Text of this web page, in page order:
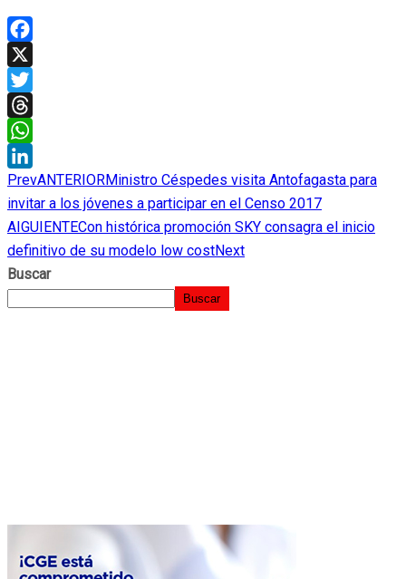
Facebook
X
Twitter
Threads
WhatsApp
LinkedIn
PrevANTERIORMinistro Céspedes visita Antofagasta para
invitar a los jóvenes a participar en el Censo 2017
AIGUIENTECon histórica promoción SKY consagra el inicio
definitivo de su modelo low costNext
Buscar
Buscar